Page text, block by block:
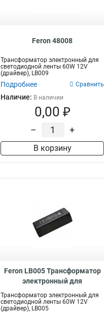
Feron 48008
Трансформатор электронный для
светодиодной ленты 60W 12V
(драйвер), LB009
Подробнее Сравнить
Наличие: В наличии
0,00 ₽
– +
В корзину
Feron LB005 Трансформатор
электронный для
светодиодной ленты 60W 12V
(драйвер), 21490
Трансформатор электронный для
светодиодной ленты 60W 12V
(драйвер), LB005